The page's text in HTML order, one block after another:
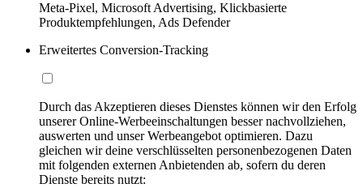
Meta-Pixel, Microsoft Advertising, Klickbasierte
Produktempfehlungen, Ads Defender
Erweitertes Conversion-Tracking
Durch das Akzeptieren dieses Dienstes können wir den Erfolg
unserer Online-Werbeeinschaltungen besser nachvollziehen,
auswerten und unser Werbeangebot optimieren. Dazu
gleichen wir deine verschlüsselten personenbezogenen Daten
mit folgenden externen Anbietenden ab, sofern du deren
Dienste bereits nutzt: